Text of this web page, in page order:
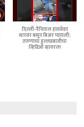
दिल्ली-नैनिताल हायवेवर
थारवर बसून बिअर प्यायली;
तरुणांचा हुल्लडबाजीचा
व्हिडिओ व्हायरल!